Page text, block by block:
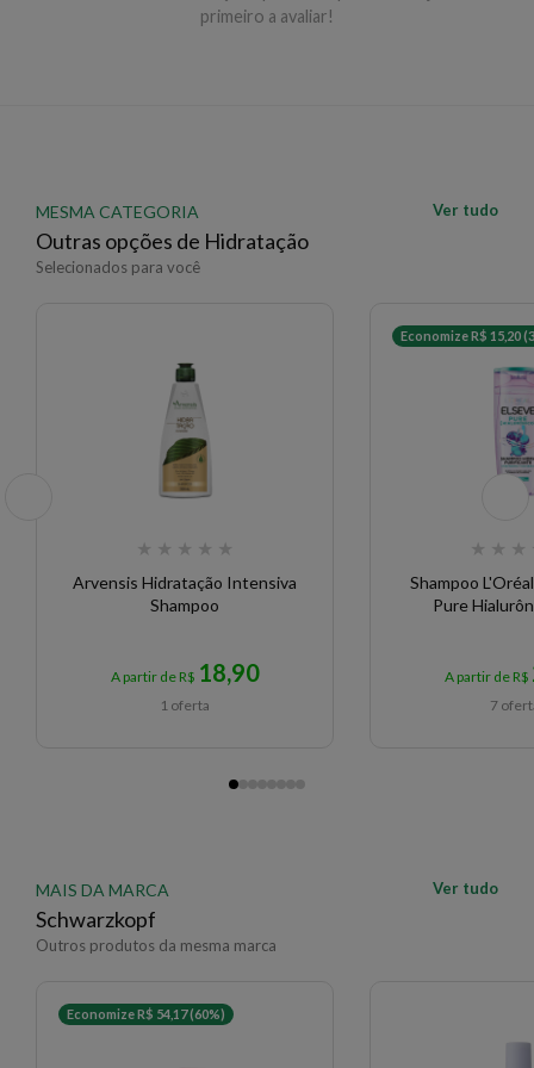
EAN: 4045787723014 - 746
primeiro a avaliar!
MESMA CATEGORIA
Outras opções de Hidratação
Selecionados para você
Ver tudo
★ ★ ★ ★ ★
Arvensis Hidratação Intensiva
Shampoo
A partir de R$ 18,90
1 oferta
Economize R$ 15,20
★ ★ ★
Shampoo
Pure
A partir de R$
7
MAIS DA MARCA
Schwarzkopf
Outros produtos da mesma marca
Ver tudo
Economize R$ 54,17 (60%)